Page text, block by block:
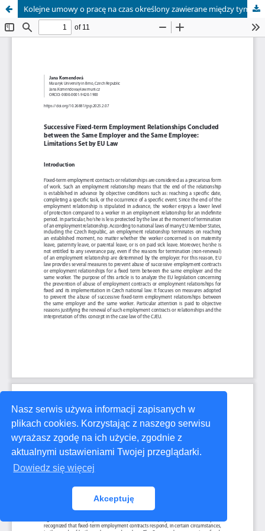
Nasz serwis używa informacji zapisanych w
plikach cookies. Korzystając z naszego serwisu
wyrażasz zgodę na ich użycie, zgodnie z
aktualnymi ustawieniami Twojej przeglądarki.
Dowiedz się więcej
Akceptuję
Kolejne umowy o pracę na czas określony zawierane między tym samym pracodawcą a tym samym pracownikiem – ograniczenia określone w prawie UE